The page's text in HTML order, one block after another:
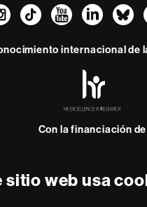
sitio web usa
Instagram
TikTok
internacional de
-
Con la financiación de